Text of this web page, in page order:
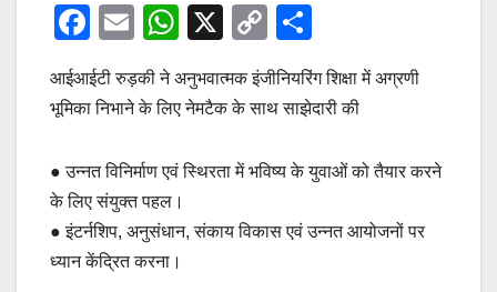
F
a
c
b
o
o
k
E
m
ail
W
at
s
A
p
p
X
C
p
Li
k
ar
e
आईआईटी रुड़की ने अनुभवात्मक इंजीनियरिंग शिक्षा में अग्रणी
भूमिका निभाने के लिए नेमटैक के साथ साझेदारी की
● उन्नत विनिर्माण एवं स्थिरता में भविष्य के युवाओं को तैयार करने
के लिए संयुक्त पहल।
● इंटर्नशिप, अनुसंधान, संकाय विकास एवं उन्नत आयोजनों पर
ध्यान केंद्रित करना।